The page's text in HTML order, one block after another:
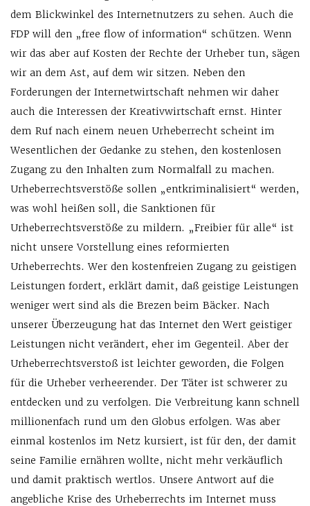
dem Blickwinkel des Internetnutzers zu sehen. Auch die
FDP will den „free flow of information“ schützen. Wenn
wir das aber auf Kosten der Rechte der Urheber tun, sägen
wir an dem Ast, auf dem wir sitzen. Neben den
Forderungen der Internetwirtschaft nehmen wir daher
auch die Interessen der Kreativwirtschaft ernst. Hinter
dem Ruf nach einem neuen Urheberrecht scheint im
Wesentlichen der Gedanke zu stehen, den kostenlosen
Zugang zu den Inhalten zum Normalfall zu machen.
Urheberrechtsverstöße sollen „entkriminalisiert“ werden,
was wohl heißen soll, die Sanktionen für
Urheberrechtsverstöße zu mildern. „Freibier für alle“ ist
nicht unsere Vorstellung eines reformierten
Urheberrechts. Wer den kostenfreien Zugang zu geistigen
Leistungen fordert, erklärt damit, daß geistige Leistungen
weniger wert sind als die Brezen beim Bäcker. Nach
unserer Überzeugung hat das Internet den Wert geistiger
Leistungen nicht verändert, eher im Gegenteil. Aber der
Urheberrechtsverstoß ist leichter geworden, die Folgen
für die Urheber verheerender. Der Täter ist schwerer zu
entdecken und zu verfolgen. Die Verbreitung kann schnell
millionenfach rund um den Globus erfolgen. Was aber
einmal kostenlos im Netz kursiert, ist für den, der damit
seine Familie ernähren wollte, nicht mehr verkäuflich
und damit praktisch wertlos. Unsere Antwort auf die
angebliche Krise des Urheberrechts im Internet muss